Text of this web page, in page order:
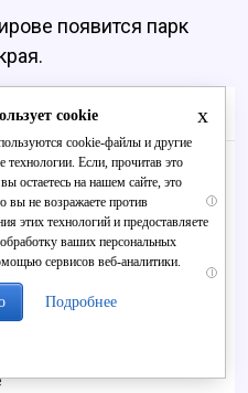
появится парк
БПЛА
i
Что люди
i
а смеяться вы
гибель супругов,
x
cookie
cookie-файлы и другие
технологии. Если, прочитав это
остаетесь на нашем сайте, это
вы не возражаете против
этих технологий и предоставляете
обработку ваших персональных
сервисов веб-аналитики.
Подробнее